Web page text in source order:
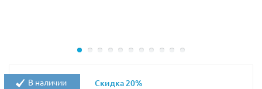
В наличии Скидка 20%